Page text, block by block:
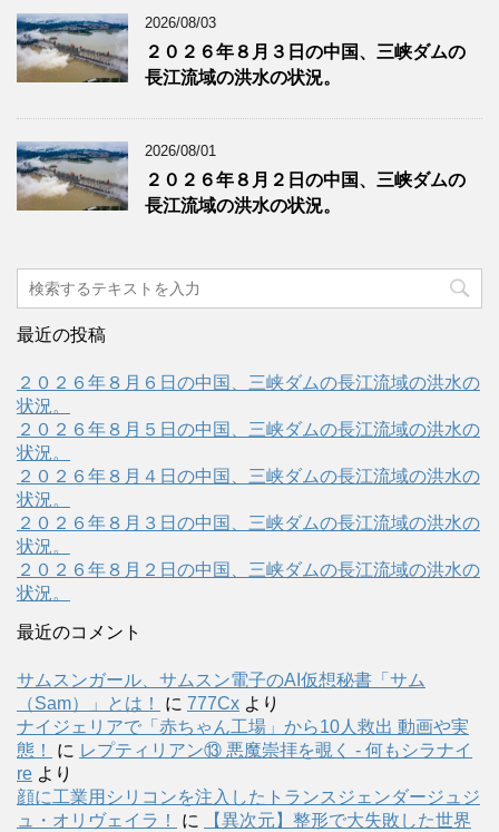
2026/08/03
２０２６年８月３日の中国、三峡ダムの
長江流域の洪水の状況。
2026/08/01
２０２６年８月２日の中国、三峡ダムの
長江流域の洪水の状況。
最近の投稿
２０２６年８月６日の中国、三峡ダムの長江流域の洪水の
状況。
２０２６年８月５日の中国、三峡ダムの長江流域の洪水の
状況。
２０２６年８月４日の中国、三峡ダムの長江流域の洪水の
状況。
２０２６年８月３日の中国、三峡ダムの長江流域の洪水の
状況。
２０２６年８月２日の中国、三峡ダムの長江流域の洪水の
状況。
最近のコメント
サムスンガール、サムスン電子のAI仮想秘書「サム
（Sam）」とは！
に 777Cx より
ナイジェリアで「赤ちゃん工場」から10人救出 動画や実
態！
に レプティリアン⑬ 悪魔崇拝を覗く - 何もシラナイ
re より
顔に工業用シリコンを注入したトランスジェンダージュジ
ュ・オリヴェイラ！
に
【異次元】整形で大失敗した世界